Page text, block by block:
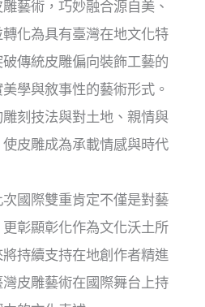
藝術，巧妙融合源自美、
化為具有臺灣在地文化特
傳統皮雕偏向裝飾工藝的
學與敘事性的藝術形式。
刻技法與對土地、親情與
皮雕成為承載情感與時代
國際雙重肯定不僅是對藝
彰顯彰化作為文化沃土所
持續支持在地創作者精進
皮雕藝術在國際舞台上持